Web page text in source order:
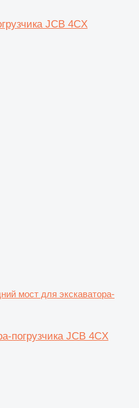
JCB 4CX
мост для экскаватора-
погрузчика JCB 4CX